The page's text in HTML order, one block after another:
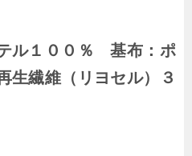
ル１００％ 基布：ポ
生繊維（リヨセル）３